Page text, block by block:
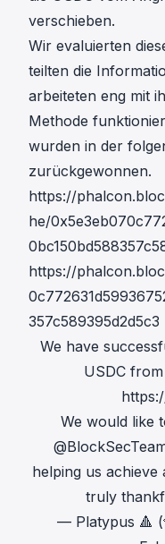
verschieben.
Wir evaluierten
teilten die
arbeiteten eng mit
Methode
wurden in der
zurückgewonnen.
https://
he/
https://
357c589395d2d5c3
We have
USDC
We would like
helping us achieve
truly
— Platypus 🔺